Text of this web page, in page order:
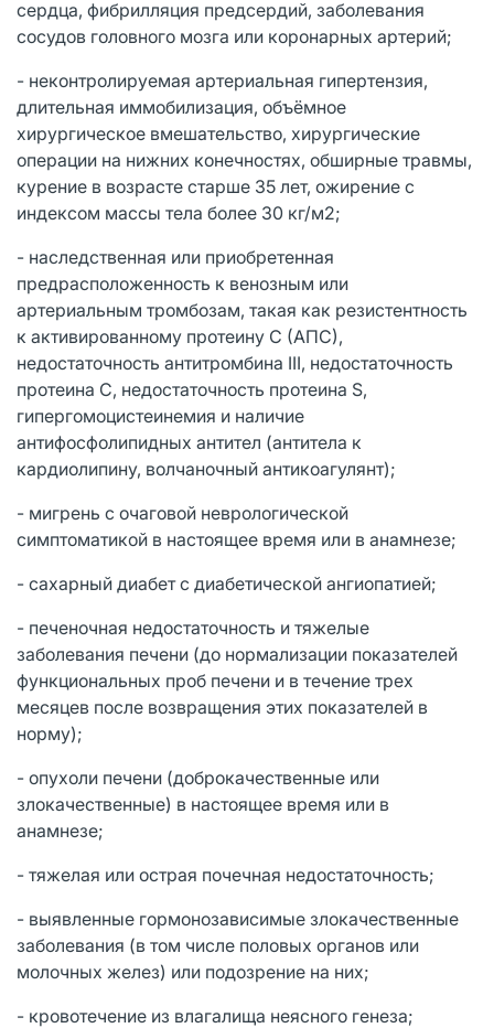
сердца, фибрилляция предсердий, заболевания
сосудов головного мозга или коронарных артерий;
- неконтролируемая артериальная гипертензия,
длительная иммобилизация, объёмное
хирургическое вмешательство, хирургические
операции на нижних конечностях, обширные травмы,
курение в возрасте старше 35 лет, ожирение с
индексом массы тела более 30 кг/м2;
- наследственная или приобретенная
предрасположенность к венозным или
артериальным тромбозам, такая как резистентность
к активированному протеину С (АПС),
недостаточность антитромбина III, недостаточность
протеина С, недостаточность протеина S,
гипергомоцистеинемия и наличие
антифосфолипидных антител (антитела к
кардиолипину, волчаночный антикоагулянт);
- мигрень с очаговой неврологической
симптоматикой в настоящее время или в анамнезе;
- сахарный диабет с диабетической ангиопатией;
- печеночная недостаточность и тяжелые
заболевания печени (до нормализации показателей
функциональных проб печени и в течение трех
месяцев после возвращения этих показателей в
норму);
- опухоли печени (доброкачественные или
злокачественные) в настоящее время или в
анамнезе;
- тяжелая или острая почечная недостаточность;
- выявленные гормонозависимые злокачественные
заболевания (в том числе половых органов или
молочных желез) или подозрение на них;
- кровотечение из влагалища неясного генеза;